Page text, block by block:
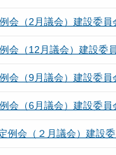
会（2月議会）建設委員
会（12月議会）建設委
会（9月議会）建設委員
会（6月議会）建設委員
例会（２月議会）建設委